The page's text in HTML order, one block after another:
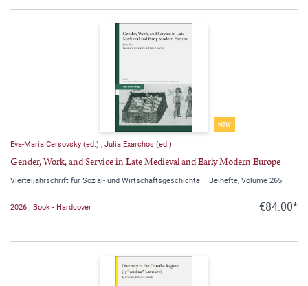
NEW
Eva-Maria Cersovsky (ed.) , Julia Exarchos (ed.)
Gender, Work, and Service in Late Medieval and Early Modern Europe
Vierteljahrschrift für Sozial- und Wirtschaftsgeschichte – Beihefte, Volume 265
2026 | Book - Hardcover €84.00*